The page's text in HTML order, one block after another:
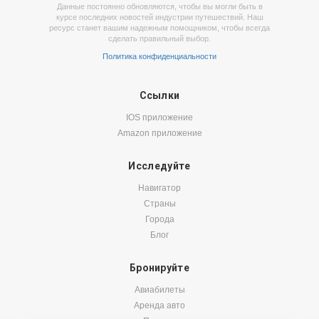
Данные постоянно обновляются, чтобы вы могли быть в
курсе последних новостей индустрии путешествий. Наш
ресурс станет вашим надежным помощником, чтобы всегда
сделать правильный выбор.
Политика конфиденциальности
Ссылки
IOS приложение
Amazon приложение
Исследуйте
Навигатор
Страны
Города
Блог
Бронируйте
Авиабилеты
Аренда авто